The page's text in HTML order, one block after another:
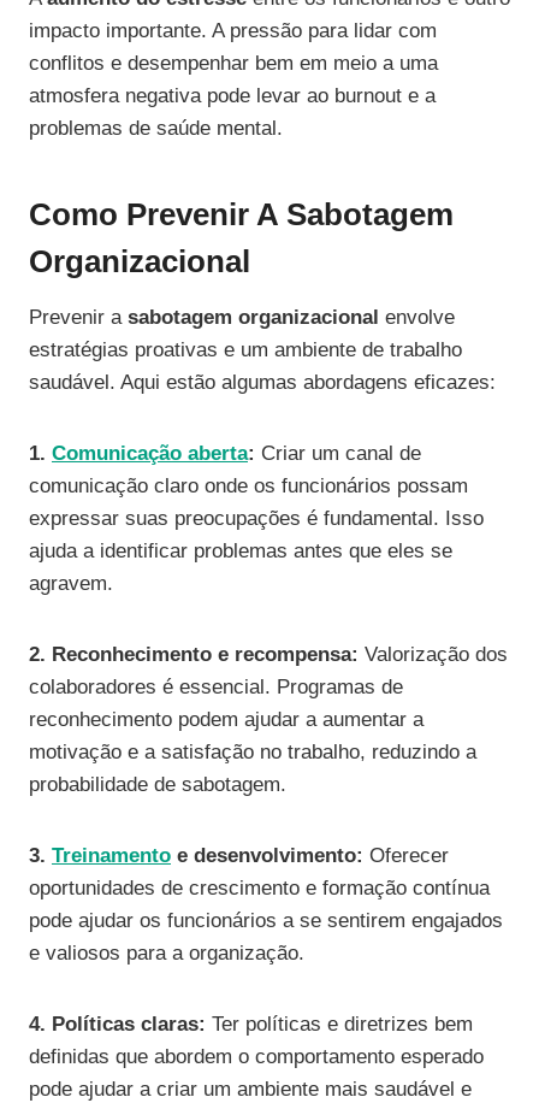
impacto importante. A pressão para lidar com
conflitos e desempenhar bem em meio a uma
atmosfera negativa pode levar ao burnout e a
problemas de saúde mental.
Como Prevenir A Sabotagem
Organizacional
Prevenir a sabotagem organizacional envolve
estratégias proativas e um ambiente de trabalho
saudável. Aqui estão algumas abordagens eficazes:
1. Comunicação aberta: Criar um canal de
comunicação claro onde os funcionários possam
expressar suas preocupações é fundamental. Isso
ajuda a identificar problemas antes que eles se
agravem.
2. Reconhecimento e recompensa: Valorização dos
colaboradores é essencial. Programas de
reconhecimento podem ajudar a aumentar a
motivação e a satisfação no trabalho, reduzindo a
probabilidade de sabotagem.
3. Treinamento e desenvolvimento: Oferecer
oportunidades de crescimento e formação contínua
pode ajudar os funcionários a se sentirem engajados
e valiosos para a organização.
4. Políticas claras: Ter políticas e diretrizes bem
definidas que abordem o comportamento esperado
pode ajudar a criar um ambiente mais saudável e